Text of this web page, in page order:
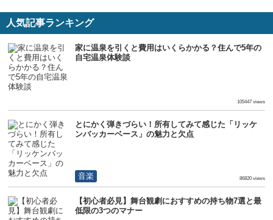
人気記事ランキング
家に温泉を引くと費用はいくらかかる？住んで5年の
自宅温泉体験談
105447 views
とにかく弾きづらい！所有してみて感じた「リッケ
ンバッカーベース」の魅力と欠点
音楽 86820 views
【初心者必見】舞台観劇におすすめの持ち物7選と最
低限の3つのマナー